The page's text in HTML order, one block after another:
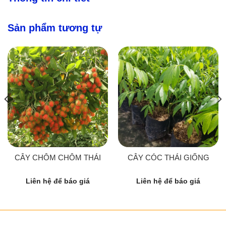
Sản phẩm tương tự
CÂY CHÔM CHÔM THÁI
Liên hệ để báo giá
CÂY CÓC THÁI GIỐNG
Liên hệ để báo giá